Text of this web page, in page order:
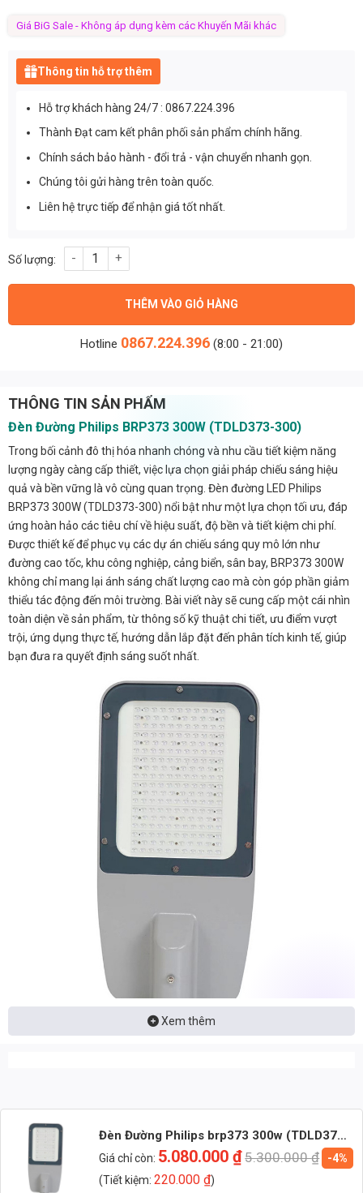
Giá BiG Sale - Không áp dụng kèm các Khuyến Mãi khác
Thông tin hỗ trợ thêm
Hỗ trợ khách hàng 24/7 : 0867.224.396
Thành Đạt cam kết phân phối sản phẩm chính hãng.
Chính sách bảo hành - đổi trả - vận chuyển nhanh gọn.
Chúng tôi gửi hàng trên toàn quốc.
Liên hệ trực tiếp để nhận giá tốt nhất.
Đèn Đường Philips brp373 300w (TDLD373-300) số lượng
THÊM VÀO GIỎ HÀNG
Hotline 0867.224.396 (8:00 - 21:00)
THÔNG TIN SẢN PHẨM
Đèn Đường Philips BRP373 300W (TDLD373-300)
Trong bối cảnh đô thị hóa nhanh chóng và nhu cầu tiết kiệm năng
lượng ngày càng cấp thiết, việc lựa chọn giải pháp chiếu sáng hiệu
quả và bền vững là vô cùng quan trọng. Đèn đường LED Philips
BRP373 300W (TDLD373-300) nổi bật như một lựa chọn tối ưu, đáp
ứng hoàn hảo các tiêu chí về hiệu suất, độ bền và tiết kiệm chi phí.
Được thiết kế để phục vụ các dự án chiếu sáng quy mô lớn như
đường cao tốc, khu công nghiệp, cảng biển, sân bay, BRP373 300W
không chỉ mang lại ánh sáng chất lượng cao mà còn góp phần giảm
thiểu tác động đến môi trường. Bài viết này sẽ cung cấp một cái nhìn
toàn diện về sản phẩm, từ thông số kỹ thuật chi tiết, ưu điểm vượt
trội, ứng dụng thực tế, hướng dẫn lắp đặt đến phân tích kinh tế, giúp
bạn đưa ra quyết định sáng suốt nhất.
Zalo 1 (Tư vấn chính)
Zalo 2 (Hỗ trợ nhanh)
Xem thêm
Đèn Đường Philips brp373 300w (TDLD373-
300)
Giá chỉ còn: 5.080.000₫5.300.000₫
-4%
(Tiết kiệm:220.000₫)